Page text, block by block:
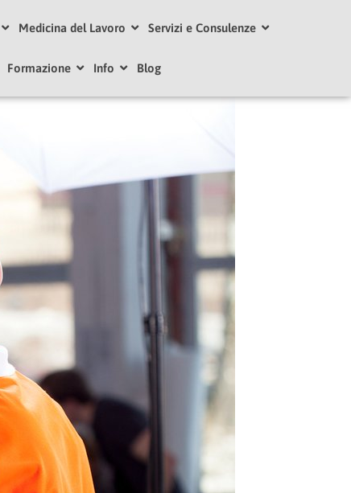
Medicina del Lavoro Servizi e Consulenze
Formazione Info Blog